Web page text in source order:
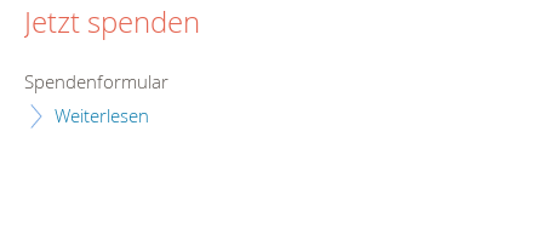
Jetzt spenden
Spendenformular
Weiterlesen